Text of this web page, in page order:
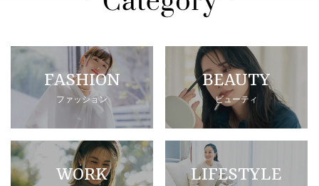
FASHION
ファッション
BEAUTY
ビューティ
WORK LIFESTYLE